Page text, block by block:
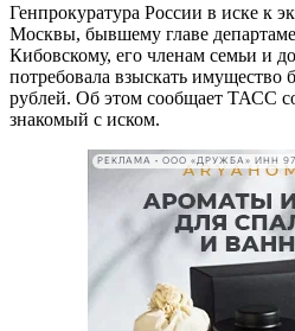
Генпрокуратура России в иске к
Москвы, бывшему главе
Кибовскому, его членам семьи и
потребовала взыскать имущество
рублей. Об этом сообщает ТАСС
знакомый с иском.
РЕКЛАМА • ООО «ДРУЖБА» ИНН